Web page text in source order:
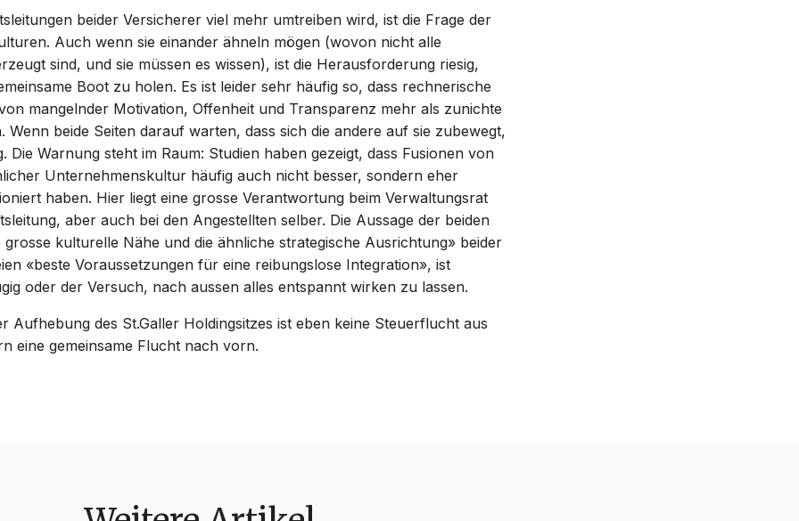
beider Versicherer viel mehr umtreiben wird, ist die Frage der
Auch wenn sie einander ähneln mögen (wovon nicht alle
sind, und sie müssen es wissen), ist die Herausforderung riesig,
Boot zu holen. Es ist leider sehr häufig so, dass rechnerische
mangelnder Motivation, Offenheit und Transparenz mehr als zunichte
Wenn beide Seiten darauf warten, dass sich die andere auf sie zubewegt,
Die Warnung steht im Raum: Studien haben gezeigt, dass Fusionen von
Unternehmenskultur häufig auch nicht besser, sondern eher
haben. Hier liegt eine grosse Verantwortung beim Verwaltungsrat
aber auch bei den Angestellten selber. Die Aussage der beiden
grosse kulturelle Nähe und die ähnliche strategische Ausrichtung» beider
«beste Voraussetzungen für eine reibungslose Integration», ist
oder der Versuch, nach aussen alles entspannt wirken zu lassen.
Aufhebung des St.Galler Holdingsitzes ist eben keine Steuerflucht aus
eine gemeinsame Flucht nach vorn.